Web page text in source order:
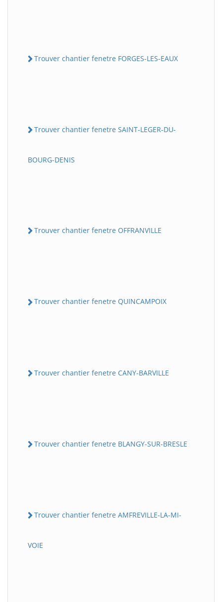
Trouver chantier fenetre FORGES-LES-EAUX
Trouver chantier fenetre SAINT-LEGER-DU-
BOURG-DENIS
Trouver chantier fenetre OFFRANVILLE
Trouver chantier fenetre QUINCAMPOIX
Trouver chantier fenetre CANY-BARVILLE
Trouver chantier fenetre BLANGY-SUR-BRESLE
Trouver chantier fenetre AMFREVILLE-LA-MI-
VOIE